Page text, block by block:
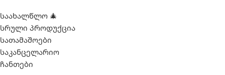
საახალწლო 🎄
სრული პროდუქცია
სათამაშოები
საკანცელარიო
ჩანთები